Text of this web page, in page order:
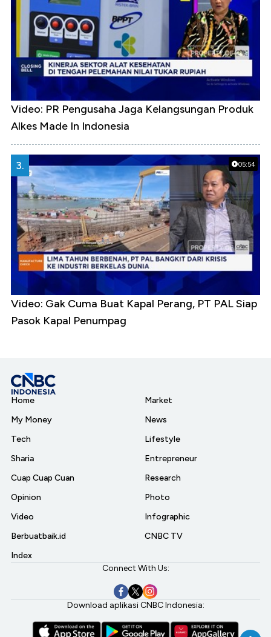
Video: PR Pengusaha Jaga Kelangsungan Produk
Alkes Made In Indonesia
05:54
3.
Video: Gak Cuma Buat Kapal Perang, PT PAL Siap
Pasok Kapal Penumpag
Home
My Money
Tech
Sharia
Cuap Cuap Cuan
Opinion
Video
Berbuatbaik.id
Index
Market
News
Lifestyle
Entrepreneur
Research
Photo
Infographic
CNBC TV
Connect With Us:
Download aplikasi CNBC Indonesia: